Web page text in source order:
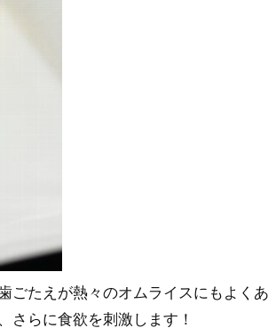
たえが熱々のオムライスにもよくあ
さらに食欲を刺激します！